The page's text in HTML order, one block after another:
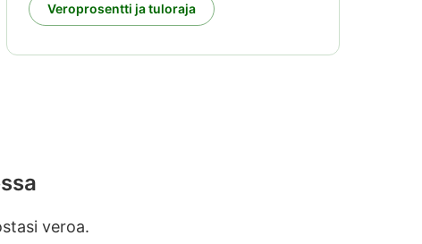
Veroprosentti ja tuloraja
veroa.